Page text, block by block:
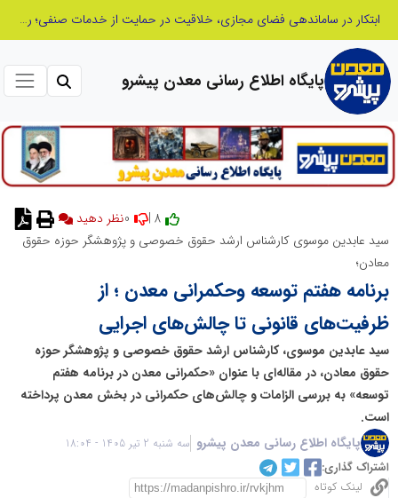
ابتکار در ساماندهی فضای مجازی، خلاقیت در حمایت از خدمات صنفی؛ رویکرد نوین اتحادیه کامیون‌داران کرج
پایگاه اطلاع رسانی معدن پیشرو
نظر دهید
سید عابدین موسوی کارشناس ارشد حقوق خصوصی و پژوهشگر حوزه حقوق
معادن؛
برنامه هفتم توسعه وحکمرانی معدن ؛ از
ظرفیت‌های قانونی تا چالش‌های اجرایی
سید عابدین موسوی، کارشناس ارشد حقوق خصوصی و پژوهشگر حوزه
حقوق معادن، در مقاله‌ای با عنوان «حکمرانی معدن در برنامه هفتم
توسعه» به بررسی الزامات و چالش‌های حکمرانی در بخش معدن پرداخته
است.
پایگاه اطلاع رسانی معدن پیشرو سه شنبه 2 تیر 1405 - 18:04
اشتراک گذاری:
لینک کوتاه